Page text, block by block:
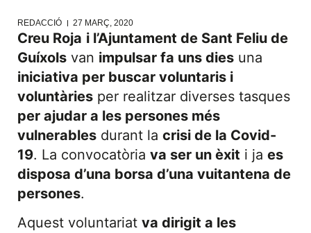
REDACCIÓ 27 MARÇ, 2020
Creu Roja i l’Ajuntament de Sant Feliu de
Guíxols van impulsar fa uns dies una
iniciativa per buscar voluntaris i
voluntàries per realitzar diverses tasques
per ajudar a les persones més
vulnerables durant la crisi de la Covid-
19. La convocatòria va ser un èxit i ja es
disposa d’una borsa d’una vuitantena de
persones.
Aquest voluntariat va dirigit a les